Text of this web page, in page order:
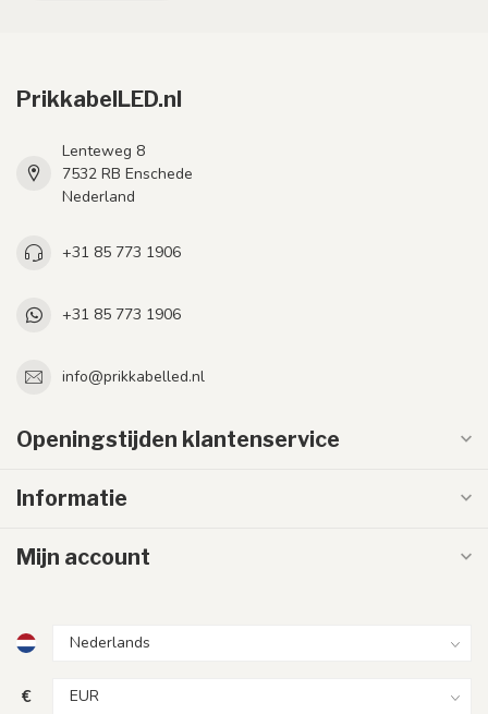
PrikkabelLED.nl
Lenteweg 8
7532 RB Enschede
Nederland
+31 85 773 1906
+31 85 773 1906
info@prikkabelled.nl
Openingstijden klantenservice
Informatie
Mijn account
€